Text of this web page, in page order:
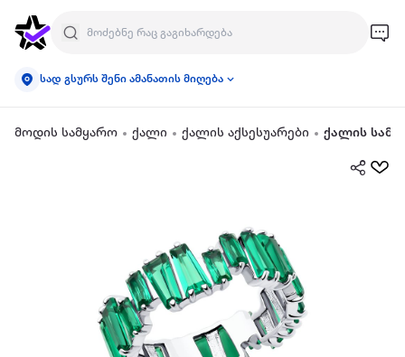
სად გსურს შენი ამანათის მიღება
მოდის სამყარო ქალი ქალის აქსესუარები ქალის